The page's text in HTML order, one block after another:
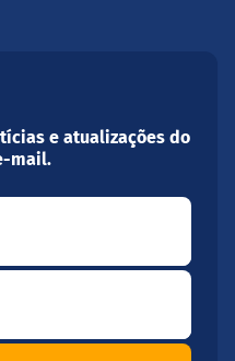
e atualizações do
mail.